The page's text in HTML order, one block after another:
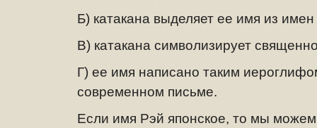
Б) катакана выделяет ее имя из
В) катакана символизирует
Г) ее имя написано таким
современном письме.
Если имя Рэй японское, то мы можем